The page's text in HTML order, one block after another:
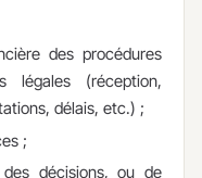
des procédures
légales (réception,
délais, etc.) ;
;
décisions, ou de